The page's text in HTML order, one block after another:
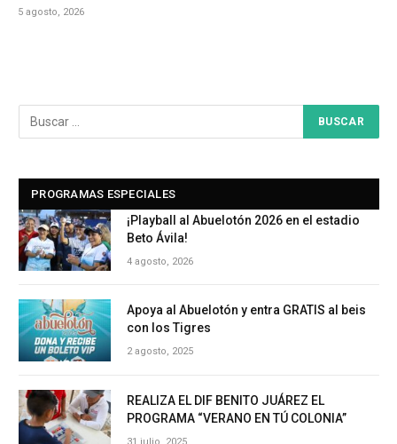
5 agosto, 2026
PROGRAMAS ESPECIALES
¡Playball al Abuelotón 2026 en el estadio
Beto Ávila!
4 agosto, 2026
Apoya al Abuelotón y entra GRATIS al beis
con los Tigres
2 agosto, 2025
REALIZA EL DIF BENITO JUÁREZ EL
PROGRAMA “VERANO EN TÚ COLONIA”
31 julio, 2025